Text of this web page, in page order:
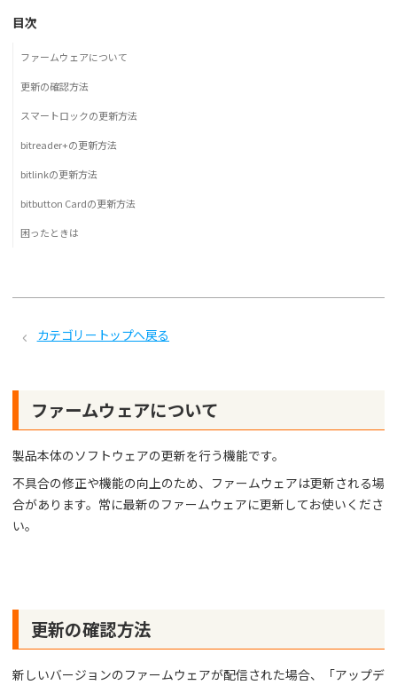
目次
ファームウェアについて
更新の確認方法
スマートロックの更新方法
bitreader+の更新方法
bitlinkの更新方法
bitbutton Cardの更新方法
困ったときは
カテゴリートップへ戻る
ファームウェアについて
製品本体のソフトウェアの更新を行う機能です。
不具合の修正や機能の向上のため、ファームウェアは更新される場
合があります。常に最新のファームウェアに更新してお使いくださ
い。
更新の確認方法
新しいバージョンのファームウェアが配信された場合、「アップデ